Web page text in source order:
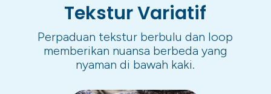
Tekstur Variatif
Perpaduan tekstur berbulu dan loop
memberikan nuansa berbeda yang
nyaman di bawah kaki.